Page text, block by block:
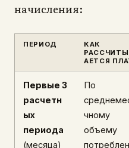
начисления:
ПЕРИОД
КАК
АЕТСЯ
Первые 3
расчетн
ых
периода
(месяца)
По
чному
объему